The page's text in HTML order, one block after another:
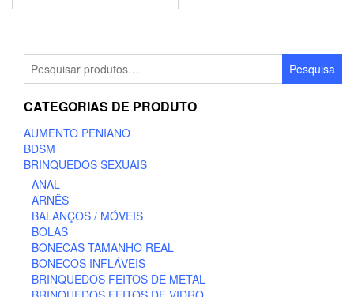
Pesquisar
por:
Pesquisa
CATEGORIAS DE PRODUTO
AUMENTO PENIANO
BDSM
BRINQUEDOS SEXUAIS
ANAL
ARNÊS
BALANÇOS / MÓVEIS
BOLAS
BONECAS TAMANHO REAL
BONECOS INFLÁVEIS
BRINQUEDOS FEITOS DE METAL